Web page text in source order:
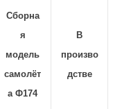
Сборна
я
модель
самолёт
а Ф174
В
произво
дстве